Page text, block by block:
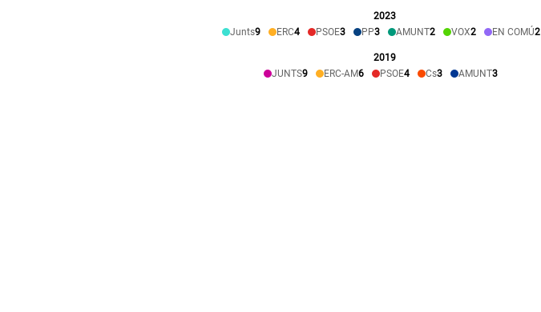
2023
Junts9 ERC4 PSOE3 PP3 AMUNT2 VOX2 EN COMÚ2
2019
JUNTS9 ERC-AM6 PSOE4 Cs3 AMUNT3